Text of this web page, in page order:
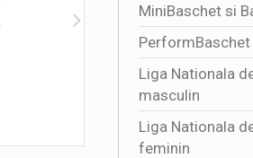
Programul jocurilor Sezon
BCR 2026-2027
2026-07-24 15:30:40
MiniBaschet si
PerformBaschet
Liga Nationala
masculin
Liga Nationala
feminin